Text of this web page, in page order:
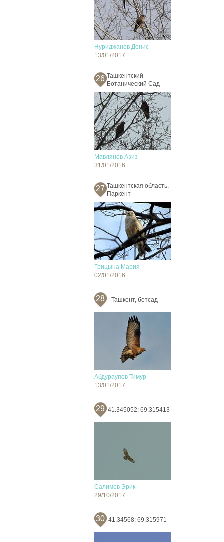
Нуриджанов Денис
13/01/2017
26 Ташкентский
Ботанический Сад
Мавлянов Азиз
31/01/2016
27 Ташкентская область,
Паркент
Грицына Мария
02/01/2016
28 Ташкент, ботсад
Абдураупов Тимур
13/01/2017
29 41.345052; 69.315413
Салимов Эрик
29/10/2017
30 41.34568; 69.315971